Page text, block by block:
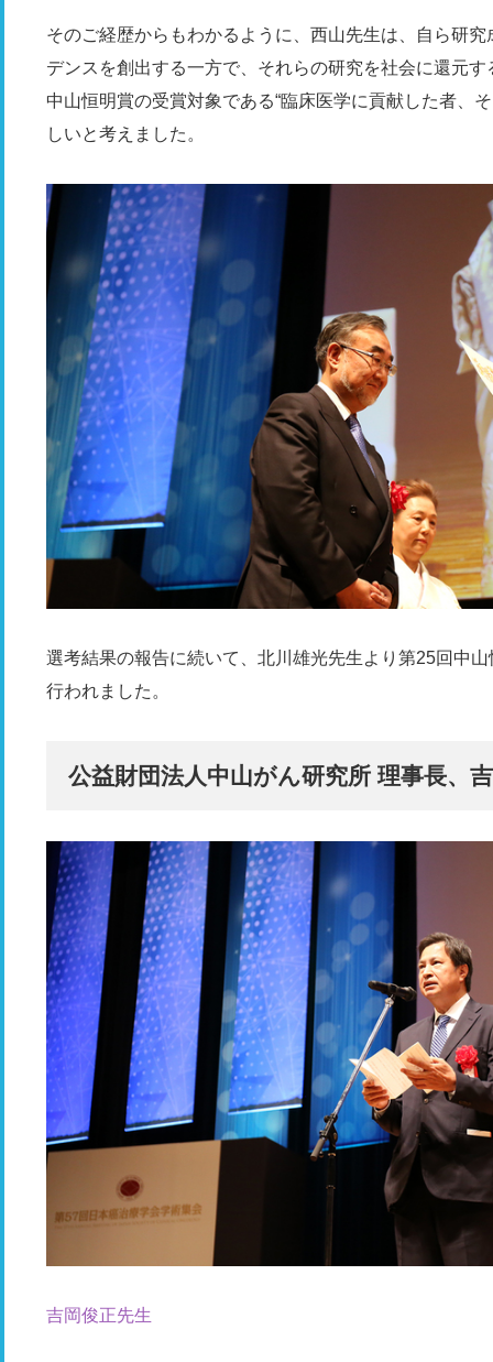
そのご経歴からもわかるように、西山先生は、自ら研
デンスを創出する一方で、それらの研究を社会に還元
中山恒明賞の受賞対象である“臨床医学に貢献した者、
しいと考えました。
選考結果の報告に続いて、北川雄光先生より第25回中
行われました。
公益財団法人中山がん研究所 理事長、
吉岡俊正先生